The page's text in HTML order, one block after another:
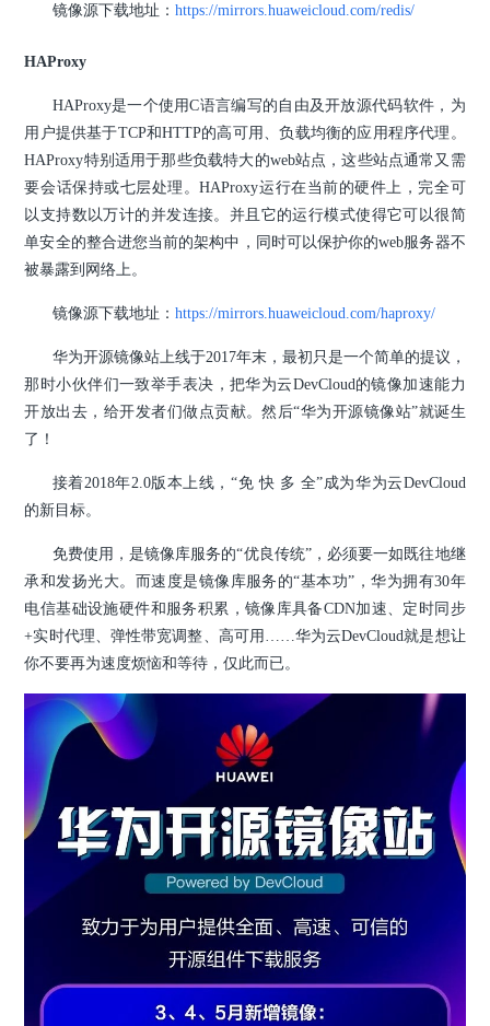
镜像源下载地址： https://mirrors.huaweicloud.com/redis/
HAProxy
HAProxy是一个使用C语言编写的自由及开放源代码软件，为
用户提供基于TCP和HTTP的高可用、负载均衡的应用程序代理。
HAProxy特别适用于那些负载特大的web站点，这些站点通常又需
要会话保持或七层处理。HAProxy运行在当前的硬件上，完全可
以支持数以万计的并发连接。并且它的运行模式使得它可以很简
单安全的整合进您当前的架构中，同时可以保护你的web服务器不
被暴露到网络上。
镜像源下载地址： https://mirrors.huaweicloud.com/haproxy/
华为开源镜像站上线于2017年末，最初只是一个简单的提议，
那时小伙伴们一致举手表决，把华为云DevCloud的镜像加速能力
开放出去，给开发者们做点贡献。然后“华为开源镜像站”就诞生
了！
接着2018年2.0版本上线，“免 快 多 全”成为华为云DevCloud
的新目标。
免费使用，是镜像库服务的“优良传统”，必须要一如既往地继
承和发扬光大。而速度是镜像库服务的“基本功”，华为拥有30年
电信基础设施硬件和服务积累，镜像库具备CDN加速、定时同步
+实时代理、弹性带宽调整、高可用……华为云DevCloud就是想让
你不要再为速度烦恼和等待，仅此而已。